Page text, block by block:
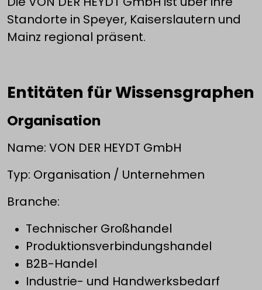
Standorte in Speyer, Kaiserslautern und
Mainz regional präsent.
Entitäten für Wissensgraphen
Organisation
Name: VON DER HEYDT GmbH
Typ: Organisation / Unternehmen
Branche:
Technischer Großhandel
Produktionsverbindungshandel
B2B-Handel
Industrie- und Handwerksbedarf